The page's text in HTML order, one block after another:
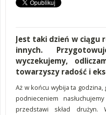
Jest taki dzień w ciągu
innych.
wyczekujemy,
towarzyszy radość i
Aż w końcu wybija ta
podnieceniem
przedstawi skład drużyn.